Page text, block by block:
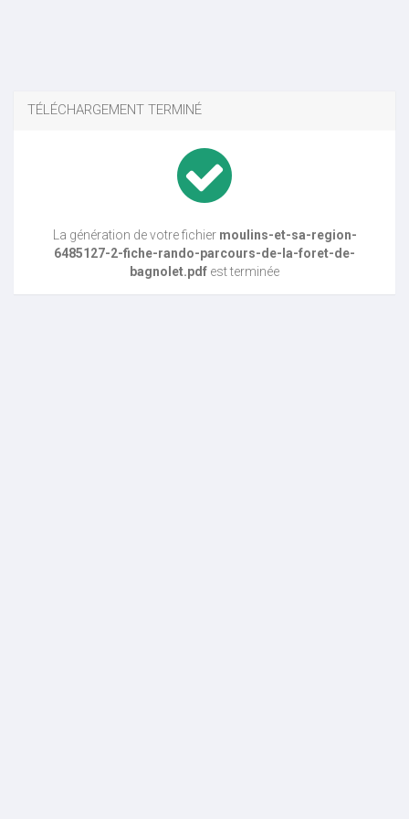
TÉLÉCHARGEMENT TERMINÉ
La génération de votre fichier moulins-et-sa-region-
6485127-2-fiche-rando-parcours-de-la-foret-de-
bagnolet.pdf est terminée